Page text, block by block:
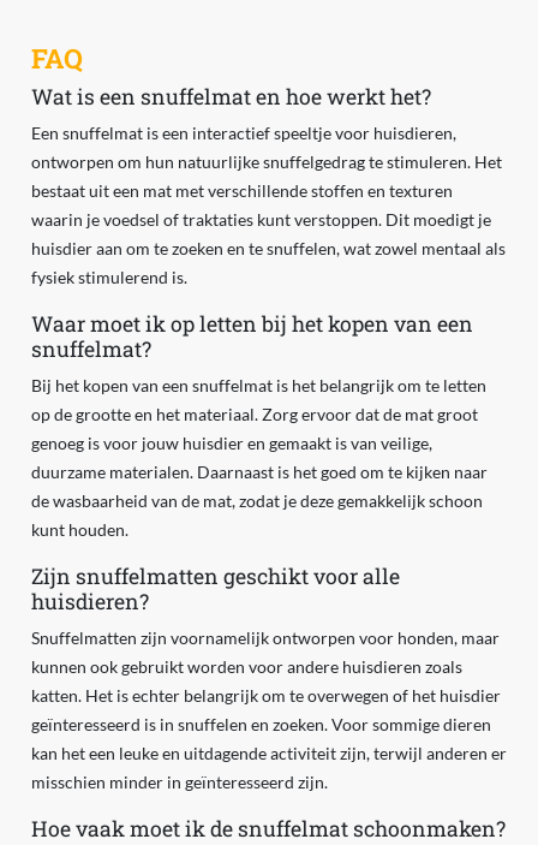
FAQ
Wat is een snuffelmat en hoe werkt het?
Een snuffelmat is een interactief speeltje voor huisdieren,
ontworpen om hun natuurlijke snuffelgedrag te stimuleren. Het
bestaat uit een mat met verschillende stoffen en texturen
waarin je voedsel of traktaties kunt verstoppen. Dit moedigt je
huisdier aan om te zoeken en te snuffelen, wat zowel mentaal als
fysiek stimulerend is.
Waar moet ik op letten bij het kopen van een
snuffelmat?
Bij het kopen van een snuffelmat is het belangrijk om te letten
op de grootte en het materiaal. Zorg ervoor dat de mat groot
genoeg is voor jouw huisdier en gemaakt is van veilige,
duurzame materialen. Daarnaast is het goed om te kijken naar
de wasbaarheid van de mat, zodat je deze gemakkelijk schoon
kunt houden.
Zijn snuffelmatten geschikt voor alle
huisdieren?
Snuffelmatten zijn voornamelijk ontworpen voor honden, maar
kunnen ook gebruikt worden voor andere huisdieren zoals
katten. Het is echter belangrijk om te overwegen of het huisdier
geïnteresseerd is in snuffelen en zoeken. Voor sommige dieren
kan het een leuke en uitdagende activiteit zijn, terwijl anderen er
misschien minder in geïnteresseerd zijn.
Hoe vaak moet ik de snuffelmat schoonmaken?